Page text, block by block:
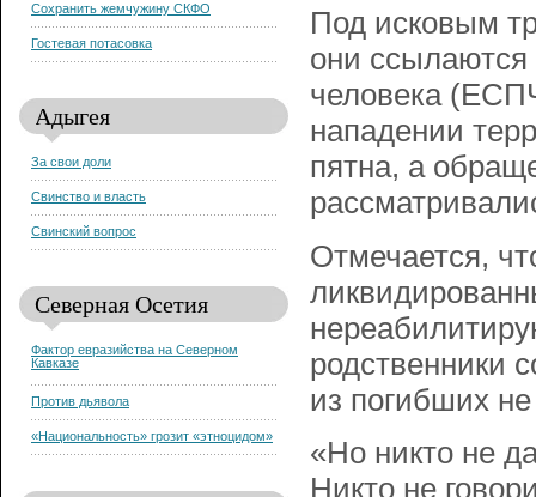
Сохранить жемчужину СКФО
Гостевая потасовка
Адыгея
За свои доли
Свинство и власть
Свинский вопрос
Северная Осетия
Фактор евразийства на Северном
Кавказе
Против дьявола
«Национальность» грозит «этноцидом»
Под исковым
они ссылаются
человека
нападении
пятна, а
Отмечается,
родственники
из погибших
«Но никто не
Никто не